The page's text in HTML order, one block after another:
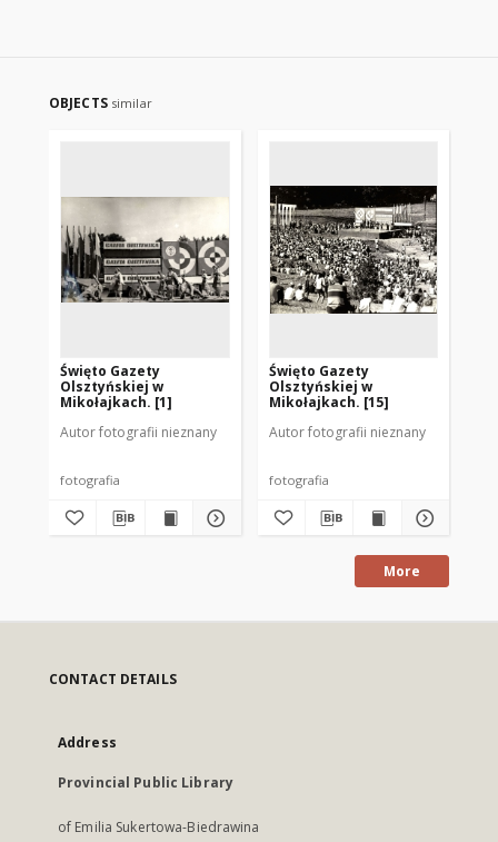
OBJECTS similar
Święto Gazety
Olsztyńskiej w
Mikołajkach. [1]
Autor fotografii nieznany
fotografia
Święto Gazety
Olsztyńskiej w
Mikołajkach. [15]
Autor fotografii nieznany
fotografia
More
CONTACT DETAILS
Address
Provincial Public Library
of Emilia Sukertowa-Biedrawina